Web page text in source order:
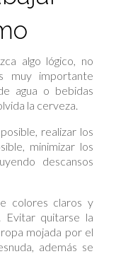
algo lógico, no
muy importante
agua o bebidas
la cerveza.
realizar los
minimizar los
descansos
colores claros y
Evitar quitarse la
mojada por el
además se